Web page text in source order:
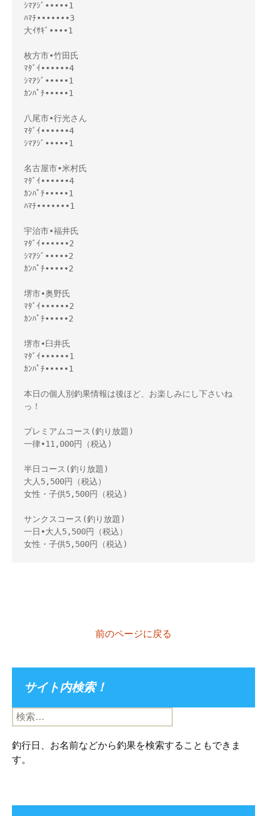
ｼﾏｱｼﾞ•••••1
ﾊﾏﾁ•••••••3
大ｲｻｷﾞ••••1
枚方市•竹田氏
ﾏﾀﾞｲ••••••4
ｼﾏｱｼﾞ•••••1
ｶﾝﾊﾟﾁ•••••1
八尾市•行光さん
ﾏﾀﾞｲ••••••4
ｼﾏｱｼﾞ•••••1
名古屋市•米村氏
ﾏﾀﾞｲ••••••4
ｶﾝﾊﾟﾁ•••••1
ﾊﾏﾁ•••••••1
宇治市•福井氏
ﾏﾀﾞｲ••••••2
ｼﾏｱｼﾞ•••••2
ｶﾝﾊﾟﾁ•••••2
堺市•奥野氏
ﾏﾀﾞｲ••••••2
ｶﾝﾊﾟﾁ•••••2
堺市•臼井氏
ﾏﾀﾞｲ••••••1
ｶﾝﾊﾟﾁ•••••1
本日の個人別釣果情報は後ほど、お楽しみにし下さいね
っ！
プレミアムコース(釣り放題)
一律•11,000円（税込)
半日コース(釣り放題)
大人5,500円（税込）
女性・子供5,500円（税込)
サンクスコース(釣り放題)
一日•大人5,500円（税込）
女性・子供5,500円（税込)
前のページに戻る
サイト内検索！
検
索:
釣行日、お名前などから釣果を検索することもできま
す。